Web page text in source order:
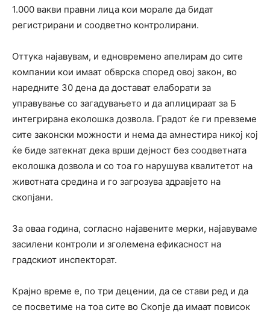
1.000 вакви правни лица кои морале да бидат
регистрирани и соодветно контролирани.
Оттука најавувам, и едновремено апелирам до сите
компании кои имаат обврска според овој закон, во
наредните 30 дена да достават елаборати за
управување со загадувањето и да аплицираат за Б
интегрирана еколошка дозвола. Градот ќе ги превземе
сите законски можности и нема да амнестира никој кој
ќе биде затекнат дека врши дејност без соодветната
еколошка дозвола и со тоа го нарушува квалитетот на
животната средина и го загрозува здравјето на
скопјани.
За оваа година, согласно најавените мерки, најавуваме
засилени контроли и зголемена ефикасност на
градскиот инспекторат.
Крајно време е, по три децении, да се стави ред и да
се посветиме на тоа сите во Скопје да имаат повисок